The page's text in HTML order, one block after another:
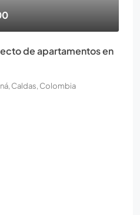
de apartamentos en
Caldas, Colombia